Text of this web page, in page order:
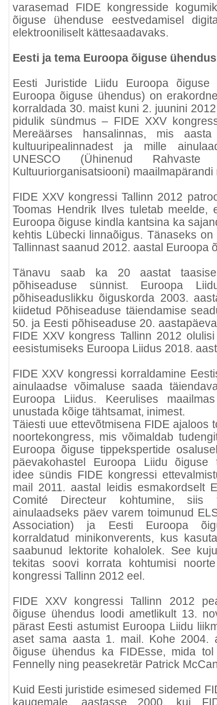
varasemad FIDE kongresside
õiguse ühenduse eestvedamisel
elektrooniliselt kättesaadavaks.
Eesti ja tema Euroopa õiguse
Eesti Juristide Liidu Euroopa õiguse
Euroopa õiguse ühendus) on
korraldada 30. maist kuni 2. juunini
pidulik sündmus – FIDE XXV
Mereäärses hansalinnas, mis
kultuuripealinnadest ja mille
UNESCO (Ühinenud
Kultuuriorganisatsiooni) maailmapärandi
FIDE XXV kongressi Tallinn 2012
Toomas Hendrik Ilves tuletab meelde,
Euroopa õiguse kindla kantsina ka
kehtis Lübecki linnaõigus. Tänaseks
Tallinnast saanud 2012. aastal Euroopa
Tänavu saab ka 20 aastat
põhiseaduse sünnist. Euroopa
põhiseaduslikku õiguskorda 2003.
kiidetud Põhiseaduse täiendamise
50. ja Eesti põhiseaduse 20.
FIDE XXV kongress Tallinn 2012
eesistumiseks Euroopa Liidus 2018.
FIDE XXV kongressi korraldamine
ainulaadse võimaluse saada
Euroopa Liidus. Keerulises
unustada kõige tähtsamat, inimest.
Täiesti uue ettevõtmisena FIDE ajaloos
noortekongress, mis võimaldab
Euroopa õiguse tippekspertide
päevakohastel Euroopa Liidu õiguse
idee sündis FIDE kongressi
mail 2011. aastal leidis esmakordselt
Comité Directeur kohtumine, siis
ainulaadseks päev varem toimunud
Association) ja Eesti Euroopa
korraldatud minikonverents, kus
saabunud lektorite kohalolek. See
tekitas soovi korrata kohtumisi
kongressi Tallinn 2012 eel.
FIDE XXV kongressi Tallinn 2012
õiguse ühendus loodi ametlikult 13.
pärast Eesti astumist Euroopa Liidu
aset sama aasta 1. mail. Kohe 2004.
õiguse ühendus ka FIDEsse, mida
Fennelly ning peasekretär Patrick
Kuid Eesti juristide esimesed sidemed
kaugemale, aastasse 2000, kui